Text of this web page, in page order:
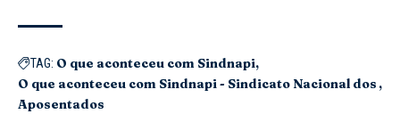
TAG: O que aconteceu com Sindnapi
O que aconteceu com Sindnapi - Sindicato Nacional dos
Aposentados